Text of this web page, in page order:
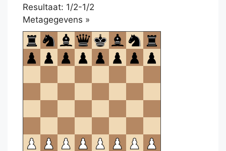
Resultaat: 1/2-1/2
Metagegevens »
om
te
openen.